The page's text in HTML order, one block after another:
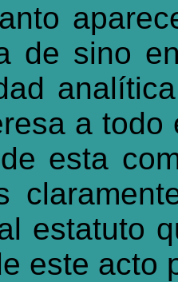
de sino
a todo
esta
estatuto
este acto